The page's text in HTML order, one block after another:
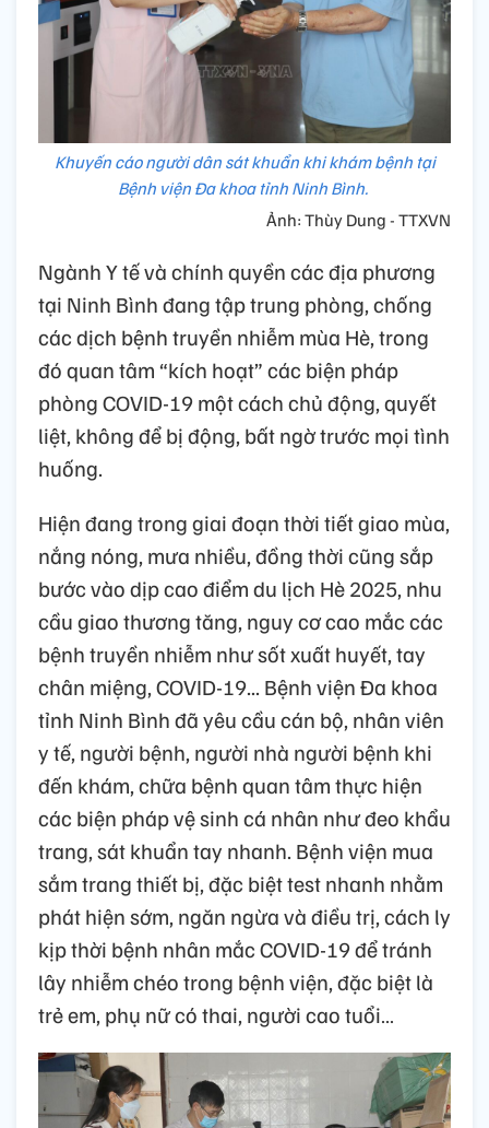
Khuyến cáo người dân sát khuẩn khi khám bệnh tại
Bệnh viện Đa khoa tỉnh Ninh Bình.
Ảnh: Thùy Dung - TTXVN
Ngành Y tế và chính quyền các địa phương
tại Ninh Bình đang tập trung phòng, chống
các dịch bệnh truyền nhiễm mùa Hè, trong
đó quan tâm “kích hoạt” các biện pháp
phòng COVID-19 một cách chủ động, quyết
liệt, không để bị động, bất ngờ trước mọi tình
huống.
Hiện đang trong giai đoạn thời tiết giao mùa,
nắng nóng, mưa nhiều, đồng thời cũng sắp
bước vào dịp cao điểm du lịch Hè 2025, nhu
cầu giao thương tăng, nguy cơ cao mắc các
bệnh truyền nhiễm như sốt xuất huyết, tay
chân miệng, COVID-19... Bệnh viện Đa khoa
tỉnh Ninh Bình đã yêu cầu cán bộ, nhân viên
y tế, người bệnh, người nhà người bệnh khi
đến khám, chữa bệnh quan tâm thực hiện
các biện pháp vệ sinh cá nhân như đeo khẩu
trang, sát khuẩn tay nhanh. Bệnh viện mua
sắm trang thiết bị, đặc biệt test nhanh nhằm
phát hiện sớm, ngăn ngừa và điều trị, cách ly
kịp thời bệnh nhân mắc COVID-19 để tránh
lây nhiễm chéo trong bệnh viện, đặc biệt là
trẻ em, phụ nữ có thai, người cao tuổi…